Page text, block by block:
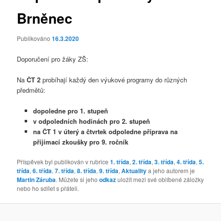
Brněnec
Publikováno16.3.2020
Doporučení pro žáky ZŠ:
NaČT 2 probíhají každý den výukové programy do různých
předmětů:
dopoledne pro 1. stupeň
v odpoledních hodinách pro 2. stupeň
na ČT 1 v úterý a čtvrtek odpoledne příprava na
přijímací zkoušky pro 9. ročník
Příspěvek byl publikován v rubrice1. třída,2. třída,3. třída,4. třída,5.
třída,6. třída,7. třída,8. třída,9. třída,Aktualitya jeho autorem je
Martin Záruba. Můžete si jehoodkazuložit mezi své oblíbené záložky
nebo ho sdílet s přáteli.